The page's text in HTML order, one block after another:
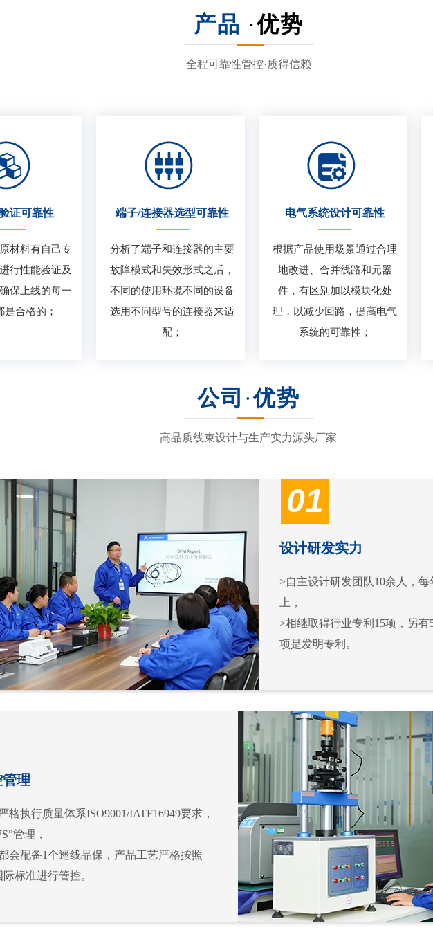
产品 ·优势
全程可靠性管控·质得信赖
证可靠性
材料有自己专
行性能验证及
保上线的每一
是合格的；
端子/连接器选型可靠性
分析了端子和连接器的主要
故障模式和失效形式之后，
不同的使用环境不同的设备
选用不同型号的连接器来适
配；
电气系统设计可靠性
根据产品使用场景通过合理
地改进、合并线路和元器
件，有区别加以模块化处
理，以减少回路，提高电气
系统的可靠性；
公司 ·优势
高品质线束设计与生产实力源头厂家
01
设计研发实力
>自主设计研发团队10余人，
上，
>相继取得行业专利15项，另
项是发明专利。
理
格执行质量体系ISO9001/IATF16949要求，
管理，
会配备1个巡线品保，产品工艺严格按照
标准进行管控。